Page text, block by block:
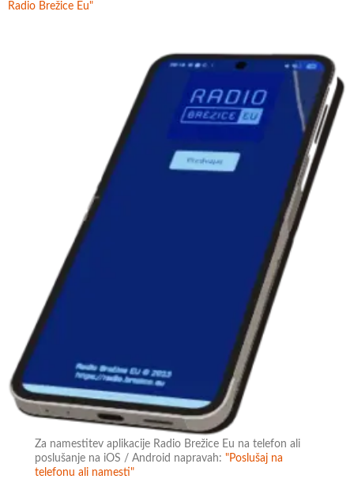
Radio Brežice Eu"
Za namestitev aplikacije Radio Brežice Eu na telefon ali
poslušanje na iOS / Android napravah:"Poslušaj na
telefonu ali namesti"